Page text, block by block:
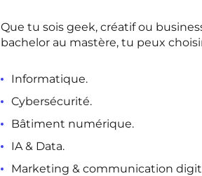
Que tu sois geek, créatif ou
bachelor au mastère, tu peux
Informatique.
Cybersécurité.
Bâtiment numérique.
IA & Data.
Marketing & communication